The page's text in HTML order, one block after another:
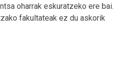
oharrak eskuratzeko ere bai.
fakultateak ez du askorik